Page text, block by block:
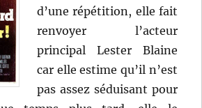
d’une répétition, elle fait
renvoyer l’acteur
principal Lester Blaine
car elle estime qu’il n’est
pas assez séduisant pour